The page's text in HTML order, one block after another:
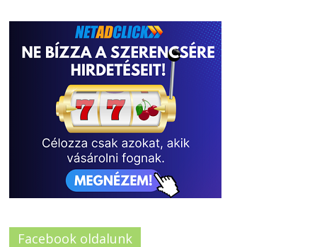
Facebook oldalunk